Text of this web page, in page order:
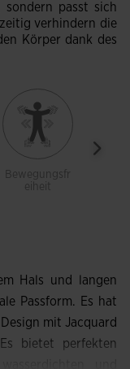
passt sich
verhindern die
Körper dank des
Bewegungsfr
eiheit
Hals und langen
Passform. Es hat
mit Jacquard
bietet perfekten